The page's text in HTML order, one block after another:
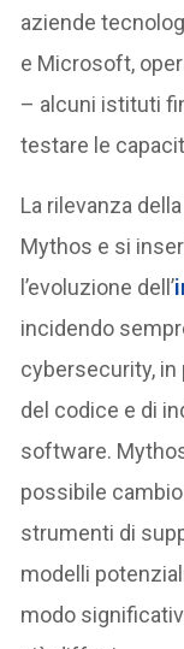
aziende
e Microsoft,
– alcuni istituti
testare le
La rilevanza
Mythos e si
l’evoluzione dell’
incidendo
cybersecurity, in
del codice e di
software.
possibile
strumenti di
modelli
modo